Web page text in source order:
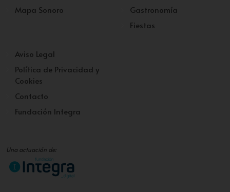
Mapa Sonoro
Gastronomía
Fiestas
Aviso Legal
Política de Privacidad y
Cookies
Contacto
Fundación Integra
Una actuación de: